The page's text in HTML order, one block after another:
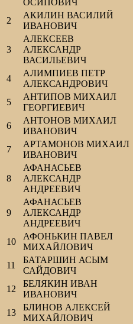
ОСИПОВИЧ
2
АКИЛИН ВАСИЛИЙ
ИВАНОВИЧ
3
АЛЕКСЕЕВ
АЛЕКСАНДР
ВАСИЛЬЕВИЧ
4
АЛИМПИЕВ ПЕТР
АЛЕКСАНДРОВИЧ
5
АНТИПОВ МИХАИЛ
ГЕОРГИЕВИЧ
6
АНТОНОВ МИХАИЛ
ИВАНОВИЧ
7
АРТАМОНОВ МИХАИЛ
ИВАНОВИЧ
8
АФАНАСЬЕВ
АЛЕКСАНДР
АНДРЕЕВИЧ
9
АФАНАСЬЕВ
АЛЕКСАНДР
АНДРЕЕВИЧ
10
АФОНЬКИН ПАВЕЛ
МИХАЙЛОВИЧ
11
БАТАРШИН АСЫМ
САЙДОВИЧ
12
БЕЛЯКИН ИВАН
ИВАНОВИЧ
13
БЛИНОВ АЛЕКСЕЙ
МИХАЙЛОВИЧ